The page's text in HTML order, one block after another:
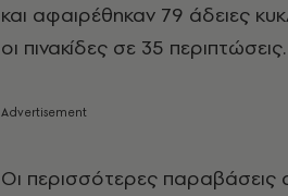
και αφαιρέθηκαν 79 άδειες
οι πινακίδες σε 35 περιπτώσεις.
Οι περισσότερες